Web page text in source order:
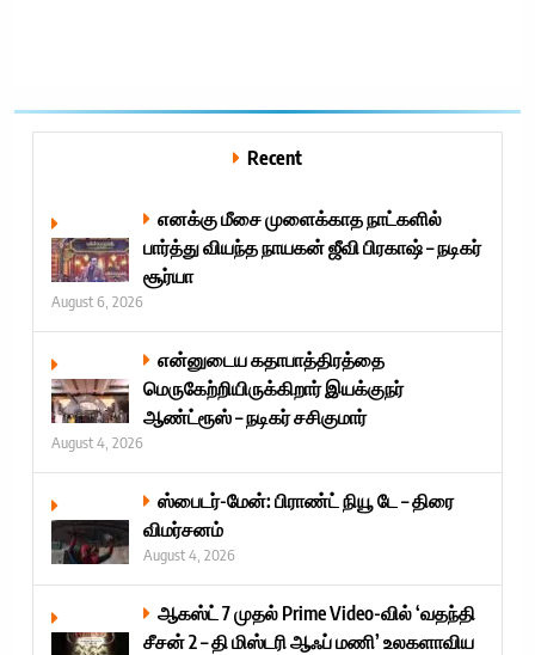
Recent
எனக்கு மீசை முளைக்காத நாட்களில்
பார்த்து வியந்த நாயகன் ஜீவி பிரகாஷ் – நடிகர்
சூர்யா
August 6, 2026
என்னுடைய கதாபாத்திரத்தை
மெருகேற்றியிருக்கிறார் இயக்குநர்
ஆண்ட்ரூஸ் – நடிகர் சசிகுமார்
August 4, 2026
ஸ்பைடர்-மேன்: பிராண்ட் நியூ டே – திரை
விமர்சனம்
August 4, 2026
ஆகஸ்ட் 7 முதல் Prime Video-வில் ‘வதந்தி
சீசன் 2 – தி மிஸ்டரி ஆஃப் மணி’ உலகளாவிய